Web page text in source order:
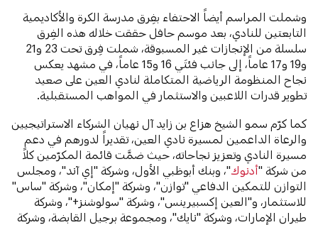
وشملت المراسم أيضاً الاحتفاء بفِرق مدرسة الكرة والأكاديمية
التابعتين للنادي، بعد موسم حافل حققت خلاله هذه الفِرق
سلسلة من الإنجازات غير المسبوقة، شملت فِرق تحت 23 و21
و19 و17 عاماً، إلى جانب فئتَي 16 و15 عاماً، في مشهد يعكس
نجاح المنظومة الرياضية المتكاملة لنادي العين على صعيد
تطوير قدرات اللاعبين والاستثمار في المواهب المستقبلية.
كما كرّم سمو الشيخ هزاع بن زايد آل نهيان الشركاء الاستراتيجيين
والرعاة الداعمين لمسيرة نادي العين، تقديراً لدورهم في دعم
مسيرة النادي وتعزيز نجاحاته، حيث ضمَّت قائمة المكرّمين كلاً
من شركة "أدنوك"، وبنك أبوظبي الأول، وشركة "إي آند"، ومجلس
التوازن للتمكين الدفاعي "توازن"، وشركة "إمكان"، وشركة "ساس"
للاستثمار، و"العين إكسبيرينس"، وشركة "سولوشنز+"، وشركة
طيران الإمارات، وشركة "نايك"، ومجموعة برجيل القابضة، وشركة